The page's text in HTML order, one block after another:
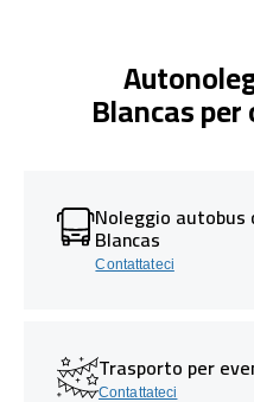
Blancas
Noleggio
Blancas
Contattateci
Trasporto per
Contattateci